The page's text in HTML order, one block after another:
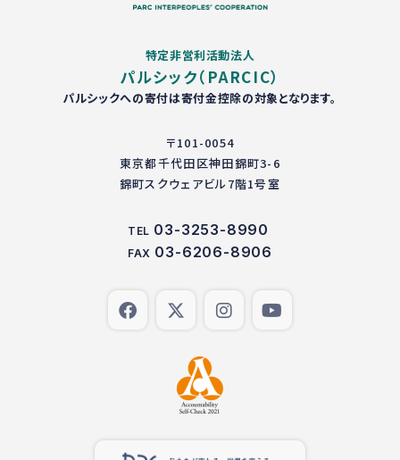
特定非営利活動法人
パルシック（PARCIC）
パルシックへの寄付は寄付金控除の対象となります。
〒101-0054
東京都千代田区神田錦町3-6
錦町スクウェアビル7階1号室
TEL 03-3253-8990
FAX 03-6206-8906